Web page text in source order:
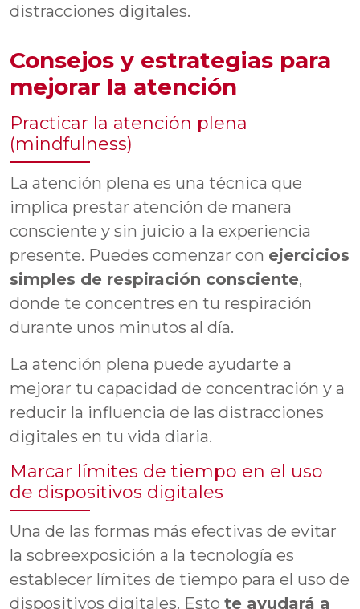
distracciones digitales.
Consejos y estrategias para
mejorar la atención
Practicar la atención plena
(mindfulness)
La atención plena es una técnica que
implica prestar atención de manera
consciente y sin juicio a la experiencia
presente. Puedes comenzar con ejercicios
simples de respiración consciente,
donde te concentres en tu respiración
durante unos minutos al día.
La atención plena puede ayudarte a
mejorar tu capacidad de concentración y a
reducir la influencia de las distracciones
digitales en tu vida diaria.
Marcar límites de tiempo en el uso
de dispositivos digitales
Una de las formas más efectivas de evitar
la sobreexposición a la tecnología es
establecer límites de tiempo para el uso de
dispositivos digitales. Esto te ayudará a